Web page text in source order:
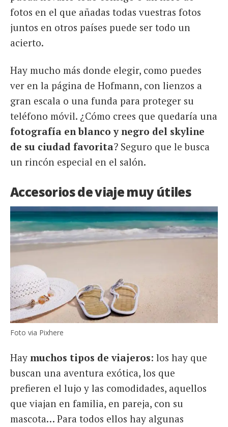
fotos en el que añadas todas vuestras fotos
juntos en otros países puede ser todo un
acierto.
Hay mucho más donde elegir, como puedes
ver en la página de Hofmann, con lienzos a
gran escala o una funda para proteger su
teléfono móvil. ¿Cómo crees que quedaría una
fotografía en blanco y negro del skyline
de su ciudad favorita? Seguro que le busca
un rincón especial en el salón.
Accesorios de viaje muy útiles
Foto via Pixhere
Hay muchos tipos de viajeros: los hay que
buscan una aventura exótica, los que
prefieren el lujo y las comodidades, aquellos
que viajan en familia, en pareja, con su
mascota… Para todos ellos hay algunas